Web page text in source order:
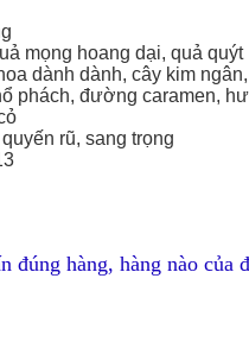
mọng hoang dại, quả quýt
dành dành, cây kim
phách, đường caramen,
rũ, sang trọng
đúng hàng, hàng nào